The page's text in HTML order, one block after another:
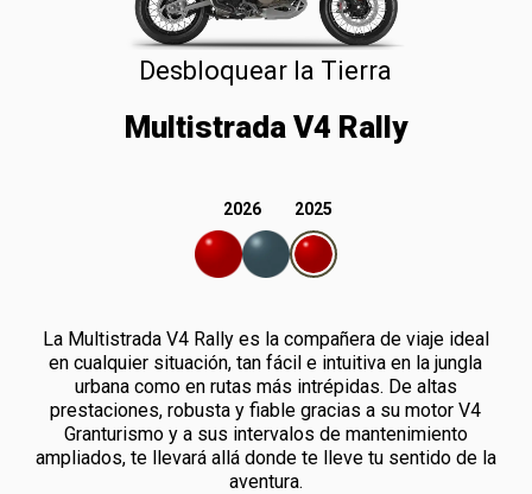
Desbloquear la Tierra
Multistrada V4 Rally
2026 2025
La Multistrada V4 Rally es la compañera de viaje ideal
en cualquier situación, tan fácil e intuitiva en la jungla
urbana como en rutas más intrépidas. De altas
prestaciones, robusta y fiable gracias a su motor V4
Granturismo y a sus intervalos de mantenimiento
ampliados, te llevará allá donde te lleve tu sentido de la
aventura.